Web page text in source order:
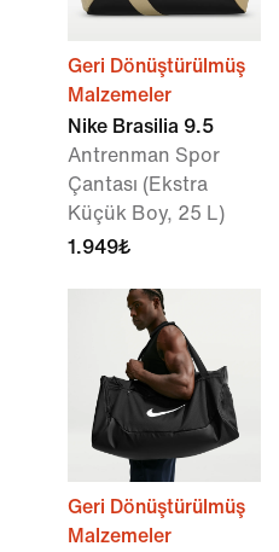
Geri Dönüştürülmüş
Malzemeler
Nike Brasilia 9.5
Antrenman Spor
Çantası (Ekstra
Küçük Boy, 25 L)
1.949₺
Geri Dönüştürülmüş
Malzemeler